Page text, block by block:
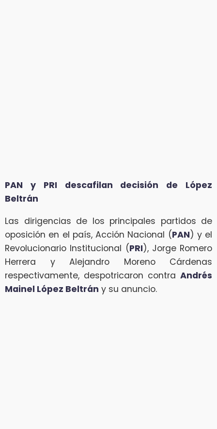
PAN y PRI descafilan decisión de López
Beltrán
Las dirigencias de los principales partidos de
oposición en el país, Acción Nacional (PAN) y el
Revolucionario Institucional (PRI), Jorge Romero
Herrera y Alejandro Moreno Cárdenas
respectivamente, despotricaron contra Andrés
Mainel López Beltrán y su anuncio.